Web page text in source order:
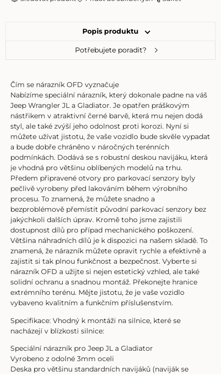
Popis produktu
Potřebujete poradit?
Čím se nárazník OFD vyznačuje
Nabízíme speciální nárazník, který dokonale padne na váš
Jeep Wrangler JL a Gladiator. Je opatřen práškovým
nástřikem v atraktivní černé barvě, která mu nejen dodá
styl, ale také zvýší jeho odolnost proti korozi. Nyní si
můžete užívat jistotu, že vaše vozidlo bude skvěle vypadat
a bude dobře chráněno v náročných terénních
podmínkách. Dodává se s robustní deskou navijáku, která
je vhodná pro většinu oblíbených modelů na trhu.
Předem připravené otvory pro parkovací senzory byly
pečlivě vyrobeny před lakováním během výrobního
procesu. To znamená, že můžete snadno a
bezproblémově přemístit původní parkovací senzory bez
jakýchkoli dalších úprav. Kromě toho jsme zajistili
dostupnost dílů pro případ mechanického poškození.
Většina náhradních dílů je k dispozici na našem skladě. To
znamená, že nárazník můžete opravit rychle a efektivně a
zajistit si tak plnou funkčnost a bezpečnost. Vyberte si
nárazník OFD a užijte si nejen estetický vzhled, ale také
solidní ochranu a snadnou montáž. Překonejte hranice
extrémního terénu. Mějte jistotu, že je vaše vozidlo
vybaveno kvalitním a funkčním příslušenstvím.
Specifikace: Vhodný k montáži na silnice, které se
nacházejí v blízkosti silnice:
Speciální nárazník pro Jeep JL a Gladiator
Vyrobeno z odolné 3mm oceli
Deska pro většinu standardních navijáků (naviják se